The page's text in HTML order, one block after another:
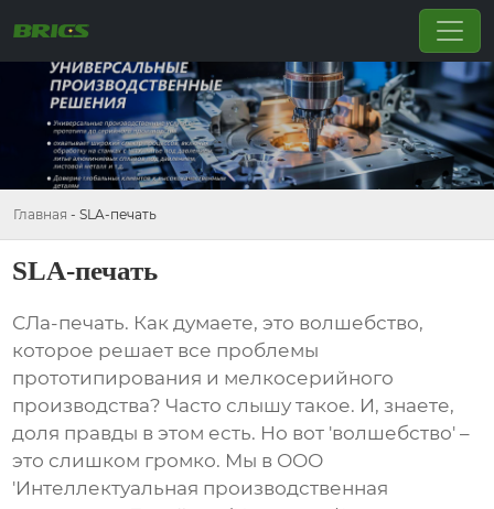
Главная - SLA-печать
SLA-печать
СЛа-печать. Как думаете, это волшебство,
которое решает все проблемы
прототипирования и мелкосерийного
производства? Часто слышу такое. И, знаете,
доля правды в этом есть. Но вот 'волшебство' –
это слишком громко. Мы в ООО
'Интеллектуальная производственная